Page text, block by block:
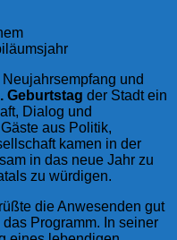
und
Geburtstag der Stadt ein
Dialog und
aus Politik,
kamen in der
in das neue Jahr zu
zu würdigen.
die Anwesenden gut
Programm. In seiner